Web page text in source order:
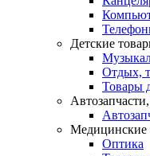
Детские
Отдых,
Товары
Медицинские
Оптика